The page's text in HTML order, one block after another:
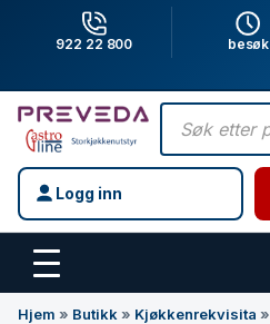
922 22 800 besøk
Products
search
Logg inn
Hovedinnhold
Hjem » Butikk » Kjøkkenrekvisita »